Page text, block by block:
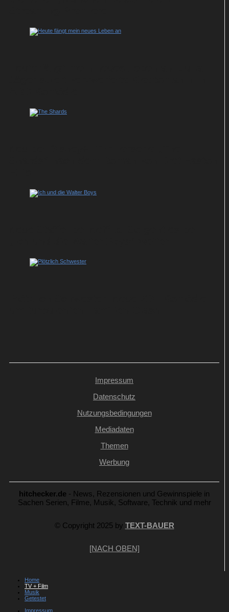
Impressum
Datenschutz
Nutzungsbedingungen
Mediadaten
Themen
Werbung
hitchecker.de - News, Rezensionen und Gewinnspiele in
Sachen Serien, Filme, Musik, Software, Technik und mehr
© Copyright 2025 by TEXT-BAUER
[NACH OBEN]
Home
TV + Film
Musik
Getestet
Impressum